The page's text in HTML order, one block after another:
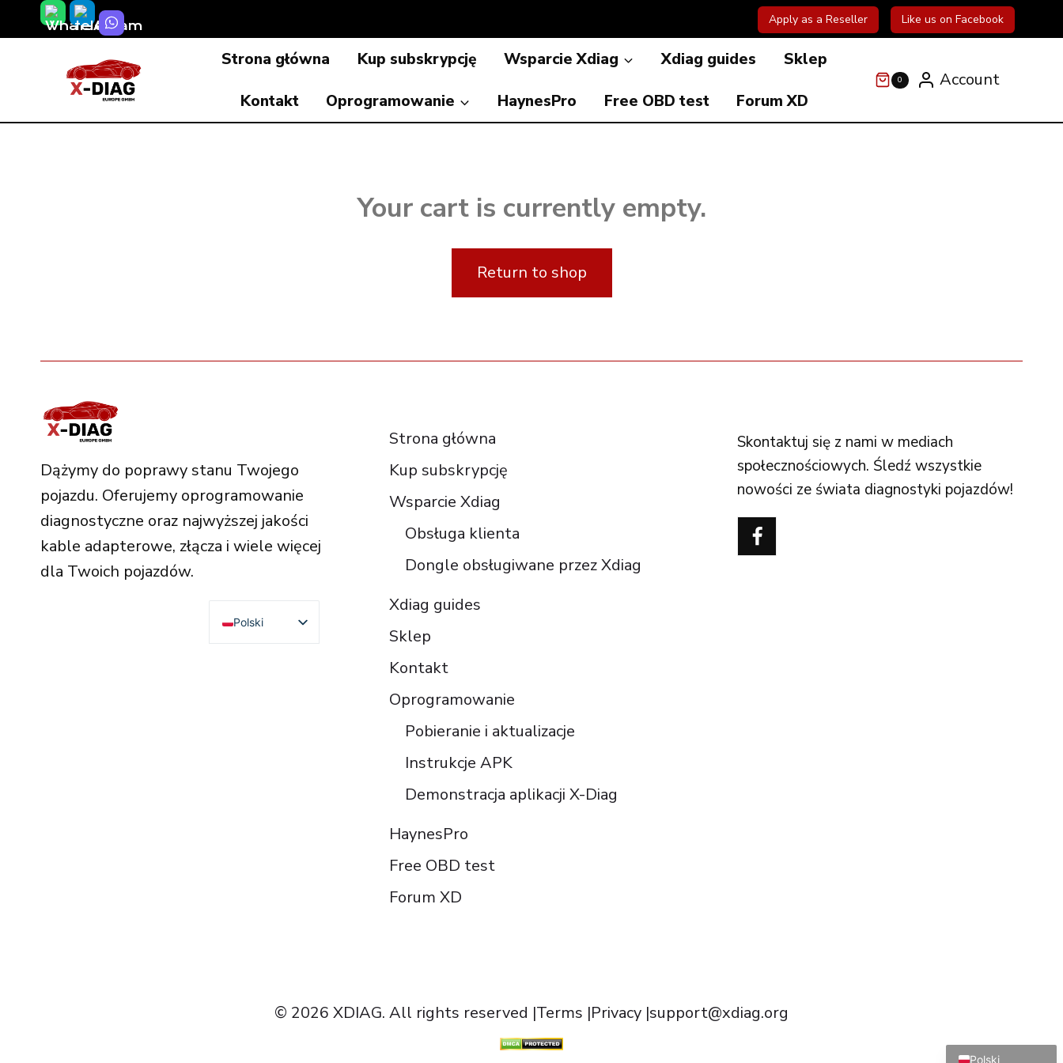
Przeskocz
do
Apply as a Reseller Like us on Facebook
Strona główna Kup subskrypcję Wsparcie Xdiag Xdiag guides Sklep
Kontakt Oprogramowanie HaynesPro Free OBD test Forum XD
0 Account
Your cart is currently empty.
Return to shop
Dążymy do poprawy stanu Twojego
pojazdu. Oferujemy oprogramowanie
diagnostyczne oraz najwyższej jakości
kable adapterowe, złącza i wiele więcej
dla Twoich pojazdów.
Polski
English
Strona główna
Kup subskrypcję
Wsparcie Xdiag
Obsługa klienta
Dongle obsługiwane przez Xdiag
Xdiag guides
Sklep
Kontakt
Oprogramowanie
Pobieranie i aktualizacje
Instrukcje APK
Demonstracja aplikacji X-Diag
HaynesPro
Free OBD test
Forum XD
Skontaktuj się z nami w mediach
społecznościowych. Śledź wszystkie
nowości ze świata diagnostyki pojazdów!
© 2026 XDIAG. All rights reserved |Terms |Privacy |support@xdiag.org
Polski